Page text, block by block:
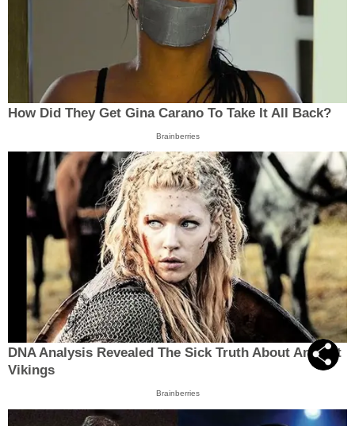
How Did They Get Gina Carano To Take It All Back?
Brainberries
DNA Analysis Revealed The Sick Truth About Ancient
Vikings
Brainberries